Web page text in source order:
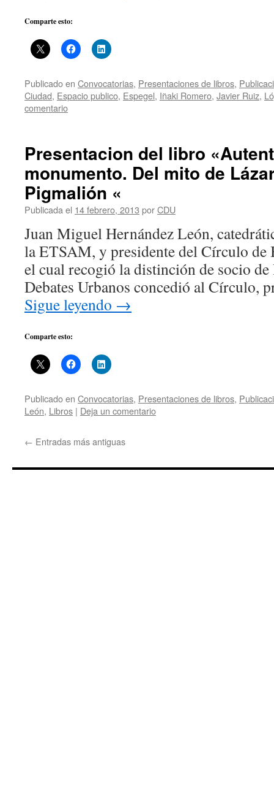
Comparte esto:
Publicado en Convocatorias, Presentaciones de libros,
Ciudad, Espacio publico, Espegel, Iñaki Romero, Javier Ruiz,
comentario
Presentacion del libro
monumento. Del mito de
Pigmalión «
Publicada el 14 febrero, 2013 porCDU
Juan Miguel Hernández León,
la ETSAM, y presidente del Círculo de
el cual recogió la distinción de socio
Debates Urbanos concedió al Círculo,
Sigue leyendo →
Comparte esto:
Publicado en Convocatorias, Presentaciones de libros,
León, Libros | Deja un comentario
← Entradas más antiguas